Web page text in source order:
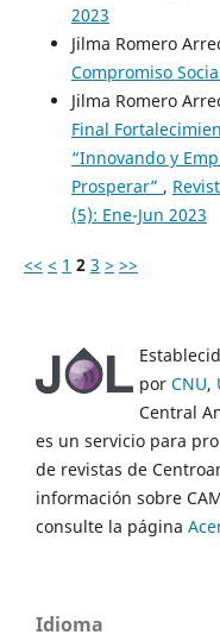
2023
Jilma Romero
Compromiso
Jilma Romero
Final
“Innovando y
Prosperar” ,
(5): Ene-Jun 2023
<< < 1 2 3 > >>
por CNU,
Central
es un servicio para
de revistas de
información sobre
consulte la página
Idioma